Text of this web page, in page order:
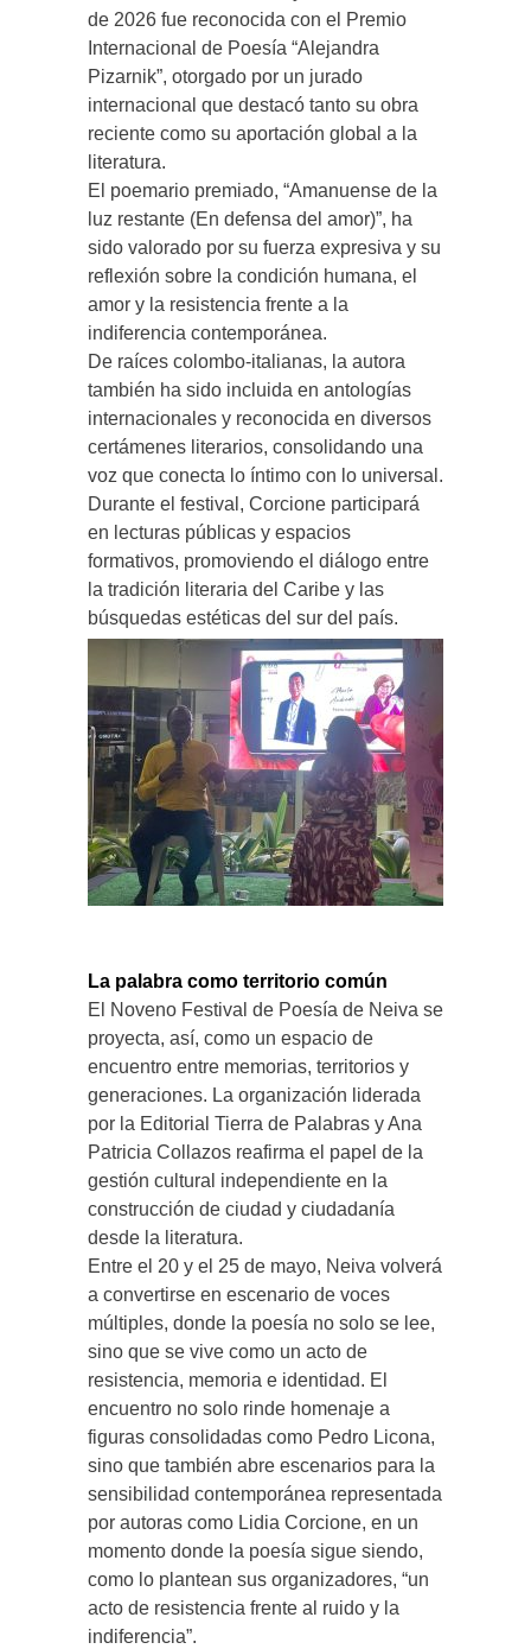
de 2026 fue reconocida con el Premio
Internacional de Poesía “Alejandra
Pizarnik”, otorgado por un jurado
internacional que destacó tanto su obra
reciente como su aportación global a la
literatura.
El poemario premiado, “Amanuense de la
luz restante (En defensa del amor)”, ha
sido valorado por su fuerza expresiva y su
reflexión sobre la condición humana, el
amor y la resistencia frente a la
indiferencia contemporánea.
De raíces colombo-italianas, la autora
también ha sido incluida en antologías
internacionales y reconocida en diversos
certámenes literarios, consolidando una
voz que conecta lo íntimo con lo universal.
Durante el festival, Corcione participará
en lecturas públicas y espacios
formativos, promoviendo el diálogo entre
la tradición literaria del Caribe y las
búsquedas estéticas del sur del país.
La palabra como territorio común
El Noveno Festival de Poesía de Neiva se
proyecta, así, como un espacio de
encuentro entre memorias, territorios y
generaciones. La organización liderada
por la Editorial Tierra de Palabras y Ana
Patricia Collazos reafirma el papel de la
gestión cultural independiente en la
construcción de ciudad y ciudadanía
desde la literatura.
Entre el 20 y el 25 de mayo, Neiva volverá
a convertirse en escenario de voces
múltiples, donde la poesía no solo se lee,
sino que se vive como un acto de
resistencia, memoria e identidad. El
encuentro no solo rinde homenaje a
figuras consolidadas como Pedro Licona,
sino que también abre escenarios para la
sensibilidad contemporánea representada
por autoras como Lidia Corcione, en un
momento donde la poesía sigue siendo,
como lo plantean sus organizadores, “un
acto de resistencia frente al ruido y la
indiferencia”.